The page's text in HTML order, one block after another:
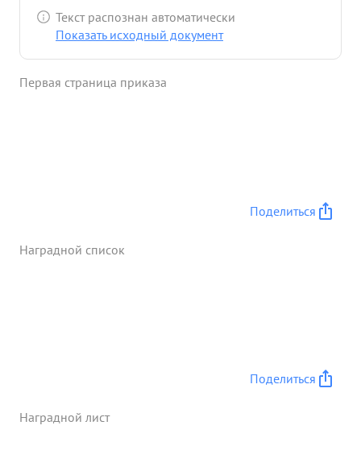
Красной Армии. После награждения орденом
ОТЕЧЕСТВЕННОЙ войны ВТОРОЙ СТЕПЕНИ полк
произведено 1261 боевых самолетовылетов,
в воздушных боях и НА земле уничтожено 6
войсками и грузами 144, повозок 100, солдат и
боевой работой штаба полка. Несмотря на частые
продвижения наших войск на Познаньском
Текст распознан автоматически
Показать исходный документ
Первая страница приказа
Поделиться
Наградной список
Поделиться
Наградной лист